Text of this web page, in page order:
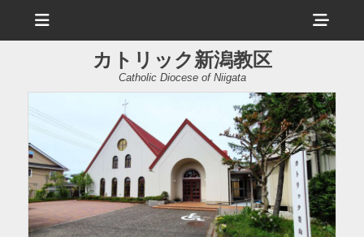
ュ
ヘ
ッ
ー
サ
イ
ド
バ
ー
カトリック新潟教区
Catholic Diocese of Niigata